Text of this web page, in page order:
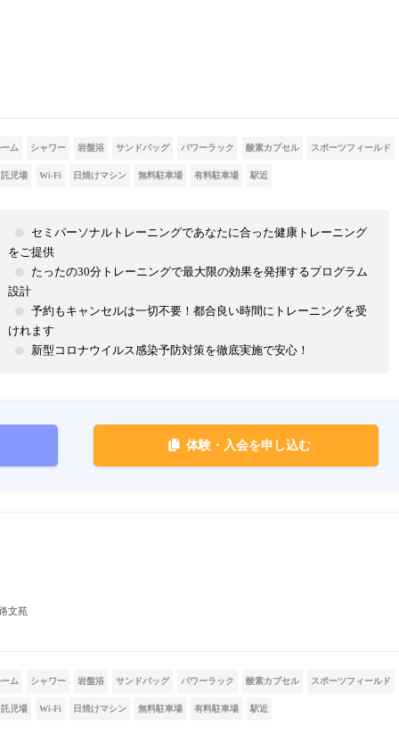
ム シャワー 岩盤浴 サンドバッグ パワーラック 酸素カプセル スポーツフィールド
託児場 Wi-Fi 日焼けマシン 無料駐車場 有料駐車場 駅近
セミパーソナルトレーニングであなたに合った健康トレーニング
をご提供
たったの30分トレーニングで最大限の効果を発揮するプログラム
設計
予約もキャンセルは一切不要！都合良い時間にトレーニングを受
けれます
新型コロナウイルス感染予防対策を徹底実施で安心！
体験・入会を申し込む
文苑
ム シャワー 岩盤浴 サンドバッグ パワーラック 酸素カプセル スポーツフィールド
託児場 Wi-Fi 日焼けマシン 無料駐車場 有料駐車場 駅近